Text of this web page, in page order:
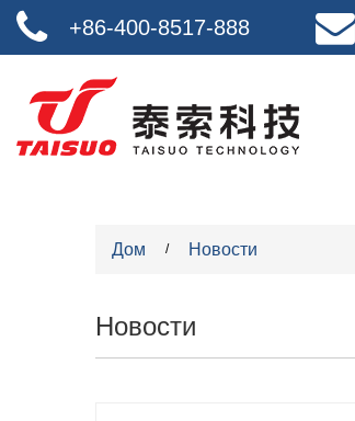
+86-400-8517-888
Дом / Новости
Новости